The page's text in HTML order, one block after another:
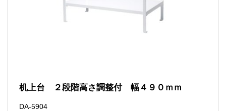
机上台 ２段階高さ調整付 幅４９０ｍｍ
DA-5904